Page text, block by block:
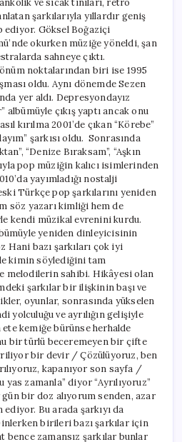
şarkılarıyla yıllardır geniş
Göksel Boğaziçi
okurken müziğe yöneldi, şan
sahneye çıktı.
noktalarından biri ise 1995
oldu. Aynı dönemde Sezen
yer aldı. Depresyondayız
albümüyle çıkış yaptı ancak onu
kırılma 2001’de çıkan “Körebe”
şarkısı oldu. Sonrasında
“Denize Bıraksam”, “Aşkın
pop müziğin kalıcı isimlerinden
yayımladığı nostalji
Türkçe pop şarkılarını yeniden
söz yazarı kimliği hem de
kendi müzikal evrenini kurdu.
yeniden dinleyicisinin
Hani bazı şarkıları çok iyi
kimin söylediğini tam
melodilerin sahibi. Hikâyesi olan
şarkılar bir ilişkinin başı ve
oyunlar, sonrasında yükselen
yolculuğu ve ayrılığın gelişiyle
kemiğe bürünse herhalde
bir türlü beceremeyen bir çifte
bir devir / Çözülüyoruz, ben
kapanıyor son sayfa /
zamanla” diyor “Ayrılıyoruz”
gün bir doz alıyorum senden, azar
Bu arada şarkıyı da
birileri bazı şarkılar için
bence zamansız şarkılar bunlar